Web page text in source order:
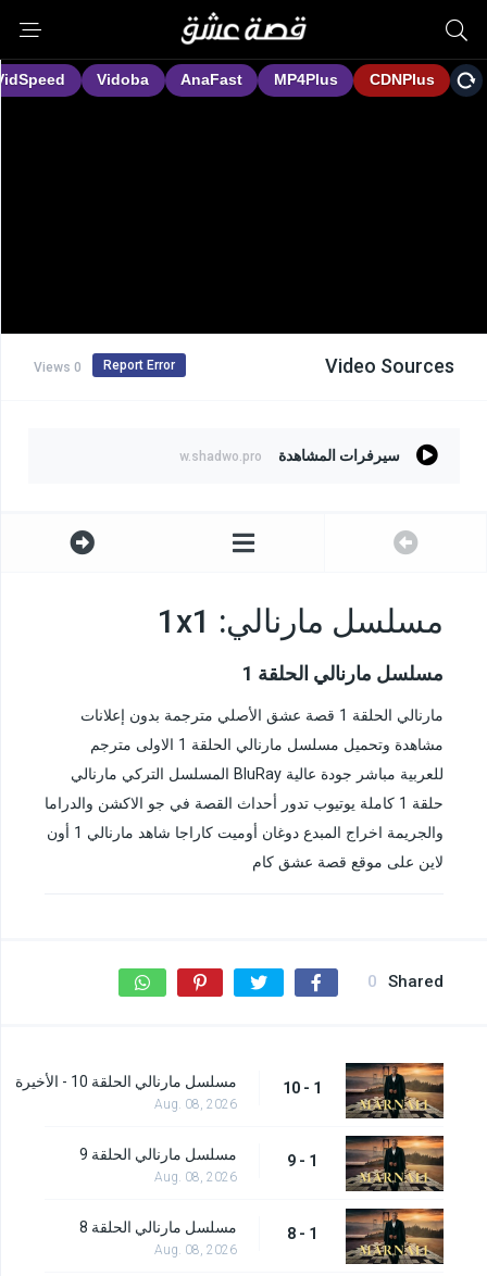
Video Sources
0 Views Report Error
سيرفرات المشاهدة w.shadwo.pro
مسلسل مارنالي: 1x1
مسلسل مارنالي الحلقة 1
مارنالي الحلقة 1 قصة عشق الأصلي مترجمة بدون إعلانات
مشاهدة وتحميل مسلسل مارنالي الحلقة 1 الاولى مترجم
للعربية مباشر جودة عالية BluRay المسلسل التركي مارنالي
حلقة 1 كاملة يوتيوب تدور أحداث القصة في جو الاكشن والدراما
والجريمة اخراج المبدع دوغان أوميت كاراجا شاهد مارنالي 1 أون
لاين على موقع قصة عشق كام
Shared
0
1 - 10 مسلسل مارنالي الحلقة 10 - الأخيرة
Aug. 08, 2026
1 - 9 مسلسل مارنالي الحلقة 9
Aug. 08, 2026
1 - 8 مسلسل مارنالي الحلقة 8
Aug. 08, 2026